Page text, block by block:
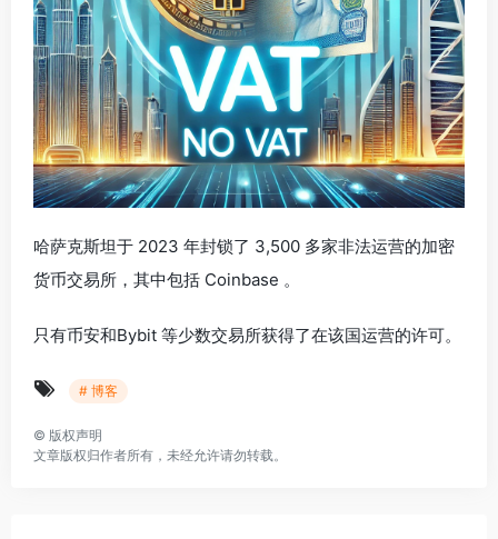
哈萨克斯坦于 2023 年封锁了 3,500 多家非法运营的加密
货币交易所，其中包括 Coinbase 。
只有币安和Bybit 等少数交易所获得了在该国运营的许可。
# 博客
© 版权声明
文章版权归作者所有，未经允许请勿转载。